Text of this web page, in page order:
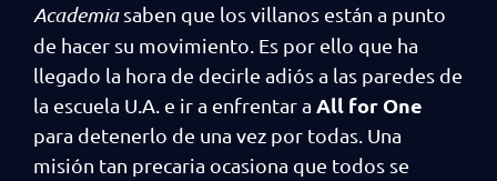
Academiasaben que los villanos están a punto
de hacer su movimiento. Es por ello que ha
llegado la hora de decirle adiós a las paredes de
la escuela U.A. e ir a enfrentar a All for One
para detenerlo de una vez por todas. Una
misión tan precaria ocasiona que todos se